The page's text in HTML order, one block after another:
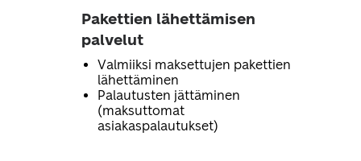
Pakettien lähettämisen
palvelut
Valmiiksi maksettujen pakettien
lähettäminen
Palautusten jättäminen
(maksuttomat
asiakaspalautukset)